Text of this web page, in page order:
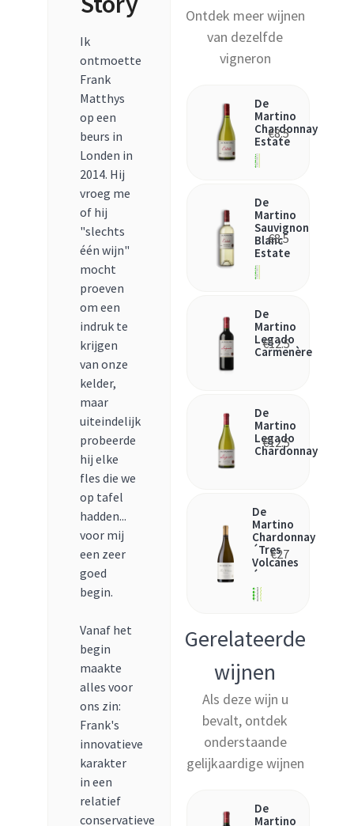
Ik
ontmoette
Frank
Matthys
op een
beurs in
Londen in
2014. Hij
vroeg me
of hij
"slechts
één wijn"
mocht
proeven
om een
indruk te
krijgen
van onze
kelder,
maar
uiteindelijk
probeerde
hij elke
fles die we
op tafel
hadden...
voor mij
een zeer
goed
begin.
Vanaf het
begin
maakte
alles voor
ons zin:
Frank's
innovatieve
karakter
in een
relatief
conservatieve
Ontdek meer wijnen
van dezelfde
vigneron
De
Martino
Chardonnay
Estate
€8.5
De
Martino
Sauvignon
Blanc
Estate
€8.5
De
Martino
Legado
Carmenère
€12.5
De
Martino
Legado
Chardonnay
€12.5
De
Martino
Chardonnay
´Tres
Volcanes
´
€27
Gerelateerde
wijnen
Als deze wijn u
bevalt, ontdek
onderstaande
gelijkaardige wijnen
De
Martino